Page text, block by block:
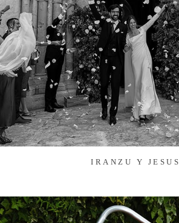
IRANZU Y JESUS